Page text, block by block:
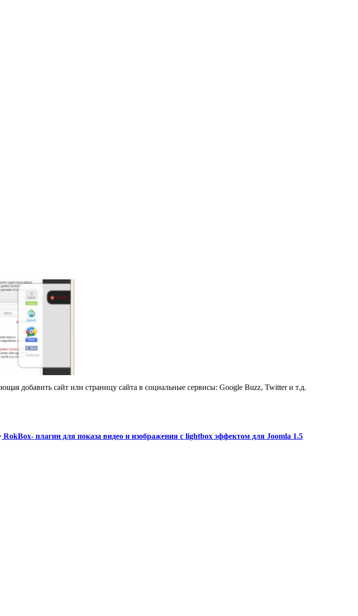
добавить сайт или страницу сайта в социальные сервисы: Google Buzz, Twitter и т.д.
RokBox- плагин для показа видео и изображения с lightbox эффектом для Joomla 1.5